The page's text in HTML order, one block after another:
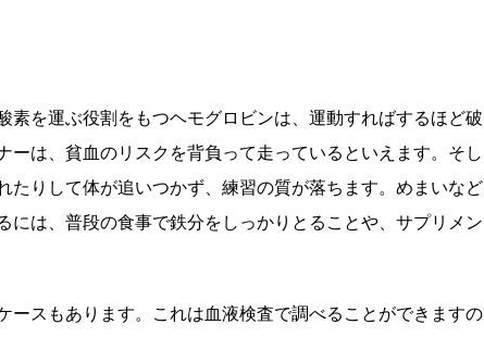
素を運ぶ役割をもつヘモグロビンは、運動すればするほど破
は、貧血のリスクを背負って走っているといえます。そし
りして体が追いつかず、練習の質が落ちます。めまいなど
は、普段の食事で鉄分をしっかりとることや、サプリメン
ースもあります。これは血液検査で調べることができますの